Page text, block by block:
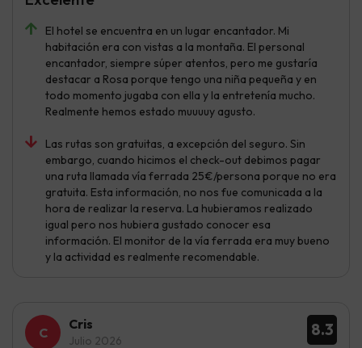
El hotel se encuentra en un lugar encantador. Mi
habitación era con vistas a la montaña. El personal
encantador, siempre súper atentos, pero me gustaría
destacar a Rosa porque tengo una niña pequeña y en
todo momento jugaba con ella y la entretenía mucho.
Realmente hemos estado muuuuy agusto.
Las rutas son gratuitas, a excepción del seguro. Sin
embargo, cuando hicimos el check-out debimos pagar
una ruta llamada vía ferrada 25€/persona porque no era
gratuita. Esta información, no nos fue comunicada a la
hora de realizar la reserva. La hubieramos realizado
igual pero nos hubiera gustado conocer esa
información. El monitor de la vía ferrada era muy bueno
y la actividad es realmente recomendable.
8.3
Cris
Julio 2026